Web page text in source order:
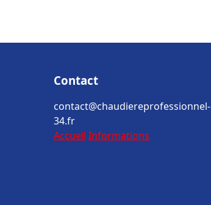
Contact
contact@chaudiereprofessionnel-
34.fr
Accueil Informations